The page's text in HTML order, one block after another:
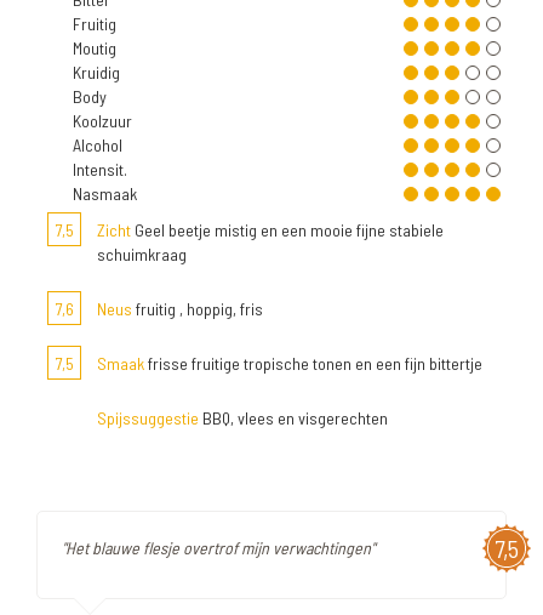
Fruitig
Moutig
Kruidig
Body
Koolzuur
Alcohol
Intensit.
Nasmaak
7,5
Zicht Geel beetje mistig en een mooie fijne stabiele
schuimkraag
7,6 Neus fruitig , hoppig, fris
7,5 Smaakfrisse fruitige tropische tonen en een fijn bittertje
Spijssuggestie BBQ, vlees en visgerechten
7,5
"Het blauwe flesje overtrof mijn verwachtingen"